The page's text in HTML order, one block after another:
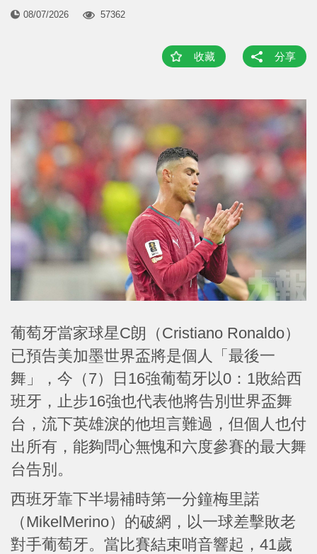
08/07/2026 57362
收藏 分享
葡萄牙當家球星C朗（Cristiano Ronaldo）
已預告美加墨世界盃將是個人「最後一
舞」，今（7）日16強葡萄牙以0：1敗給西
班牙，止步16強也代表他將告別世界盃舞
台，流下英雄淚的他坦言難過，但個人也付
出所有，能夠問心無愧和六度參賽的最大舞
台告別。
西班牙靠下半場補時第一分鐘梅里諾
（MikelMerino）的破網，以一球差擊敗老
對手葡萄牙。當比賽結束哨音響起，41歲